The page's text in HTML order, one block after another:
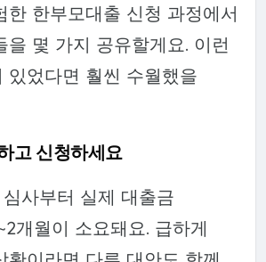
한 한부모대출 신청 과정에서
을 몇 가지 공유할게요. 이런
있었다면 훨씬 수월했을
고 신청하세요
사부터 실제 대출금
개월이 소요돼요. 급하게